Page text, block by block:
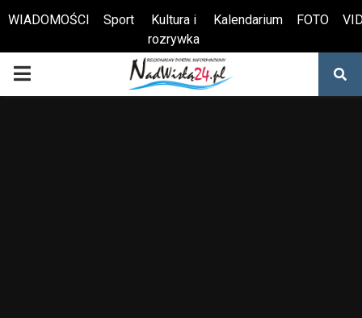
Otwórz pasek narzędzi
WIADOMOŚCI Sport
Kultura i
rozrywka
Kalendarium FOTO
PRIMARY